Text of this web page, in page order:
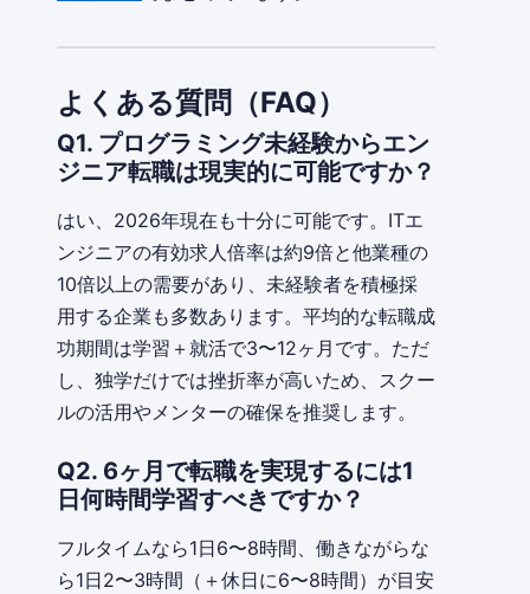
よくある質問（FAQ）
Q1. プログラミング未経験からエン
ジニア転職は現実的に可能ですか？
はい、2026年現在も十分に可能です。ITエ
ンジニアの有効求人倍率は約9倍と他業種の
10倍以上の需要があり、未経験者を積極採
用する企業も多数あります。平均的な転職成
功期間は学習＋就活で3〜12ヶ月です。ただ
し、独学だけでは挫折率が高いため、スクー
ルの活用やメンターの確保を推奨します。
Q2. 6ヶ月で転職を実現するには1
日何時間学習すべきですか？
フルタイムなら1日6〜8時間、働きながらな
ら1日2〜3時間（＋休日に6〜8時間）が目安